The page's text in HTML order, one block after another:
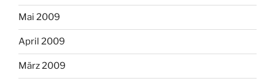
Mai 2009
April 2009
März 2009